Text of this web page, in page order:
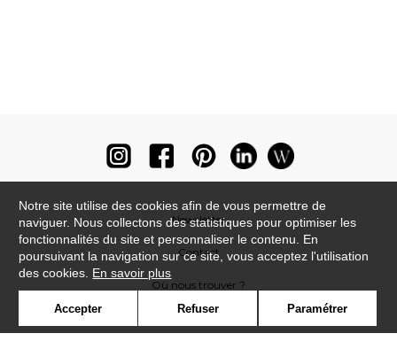
Newsletter
Contact
Où nous trouver ?
Notre site utilise des cookies afin de vous permettre de
naviguer. Nous collectons des statistiques pour optimiser les
fonctionnalités du site et personnaliser le contenu. En
poursuivant la navigation sur ce site, vous acceptez l'utilisation
des cookies. En savoir plus
Accepter Refuser Paramétrer